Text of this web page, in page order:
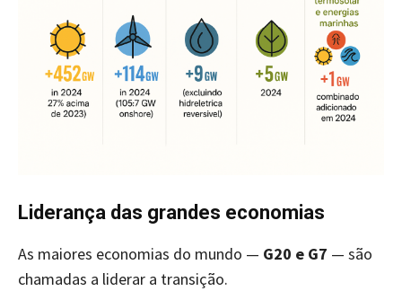
Liderança das grandes economias
As maiores economias do mundo — G20 e G7 — são
chamadas a liderar a transição.